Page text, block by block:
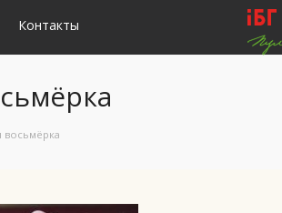
Контакты
восьмёрка